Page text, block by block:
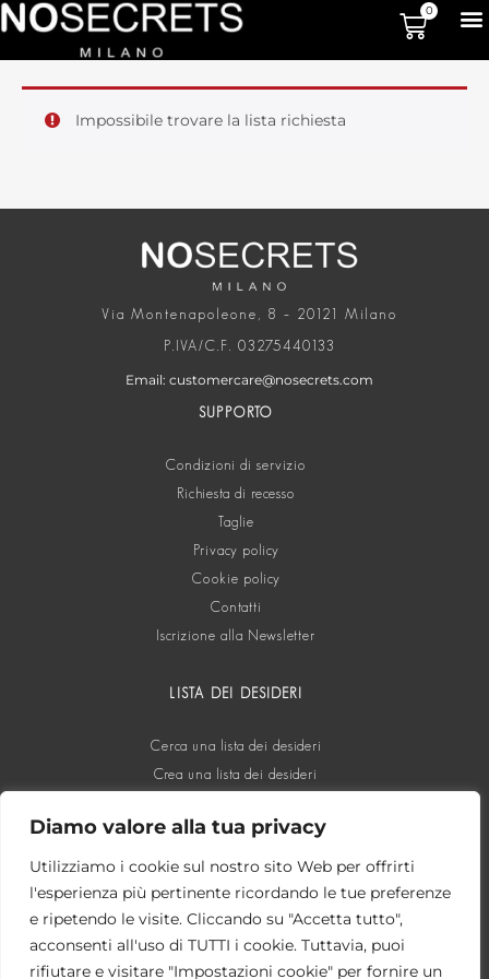
Diamo valore alla tua privacy
Utilizziamo i cookie sul nostro sito Web per offrirti
l'esperienza più pertinente ricordando le tue preferenze
e ripetendo le visite. Cliccando su "Accetta tutto",
acconsenti all'uso di TUTTI i cookie. Tuttavia, puoi
rifiutare e visitare "Impostazioni cookie" per fornire un
0
Impossibile trovare la lista richiesta
Via Montenapoleone, 8 – 20121 Milano
P.IVA/C.F. 03275440133
Email: customercare@nosecrets.com
SUPPORTO
Condizioni di servizio
Richiesta di recesso
Taglie
Privacy policy
Cookie policy
Contatti
Iscrizione alla Newsletter
LISTA DEI DESIDERI
Cerca una lista dei desideri
Crea una lista dei desideri
SOCIAL